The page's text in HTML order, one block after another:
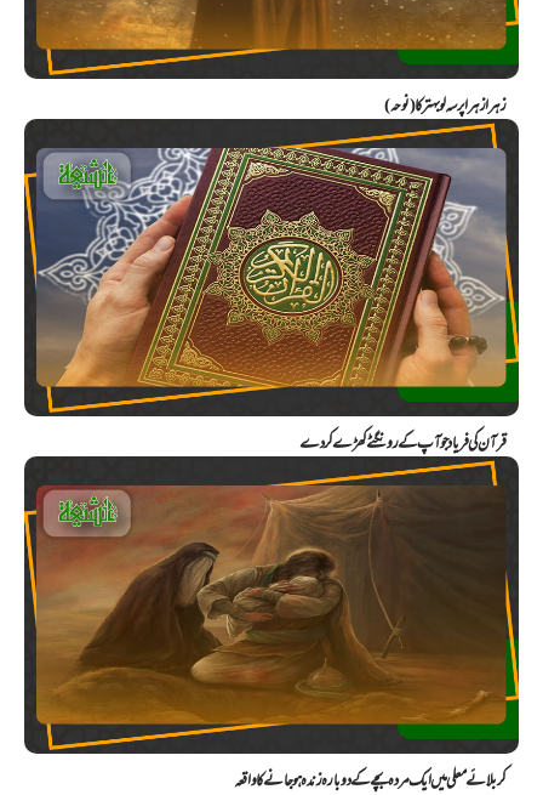
زہرا زہرا پرسہ لو بہتر کا (نوحہ)
قرآن کی فریاد جو آپ کے رونگٹے کھڑے کر دے
کربلائے معلی میں ایک مردہ بچے کے دوبارہ زندہ ہو جانے کا واقعہ